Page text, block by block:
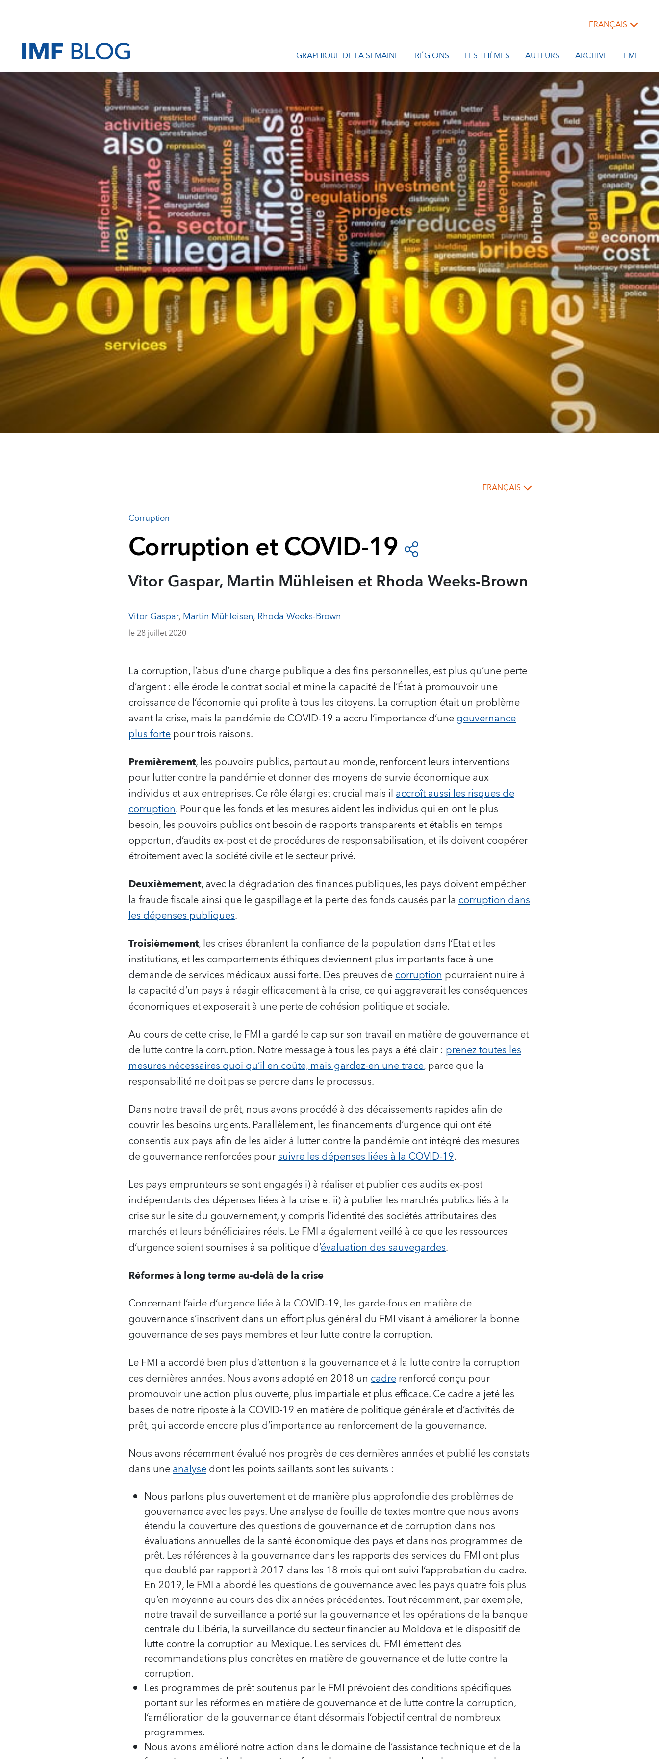
FRANÇAIS
GRAPHIQUE DE LA SEMAINE RÉGIONS LES THÈMES AUTEURS ARCHIVE FMI
FRANÇAIS
Corruption
Corruption et COVID-19
Vitor Gaspar, Martin Mühleisen et Rhoda Weeks-Brown
Vitor Gaspar,Martin Mühleisen,Rhoda Weeks-Brown
le 28 juillet 2020
La corruption, l’abus d’une charge publique à des fins personnelles, est plus qu’une perte
d’argent : elle érode le contrat social et mine la capacité de l’État à promouvoir une
croissance de l’économie qui profite à tous les citoyens. La corruption était un problème
avant la crise, mais la pandémie de COVID-19 a accru l’importance d’unegouvernance
plus fortepour trois raisons.
Premièrement, les pouvoirs publics, partout au monde, renforcent leurs interventions
pour lutter contre la pandémie et donner des moyens de survie économique aux
individus et aux entreprises. Ce rôle élargi est crucial mais ilaccroît aussi les risques de
corruption. Pour que les fonds et les mesures aident les individus qui en ont le plus
besoin, les pouvoirs publics ont besoin de rapports transparents et établis en temps
opportun, d’audits ex-post et de procédures de responsabilisation, et ils doivent coopérer
étroitement avec la société civile et le secteur privé.
Deuxièmement, avec la dégradation des finances publiques, les pays doivent empêcher
la fraude fiscale ainsi que le gaspillage et la perte des fonds causés par la corruption dans
les dépenses publiques.
Troisièmement, les crises ébranlent la confiance de la population dans l’État et les
institutions, et les comportements éthiques deviennent plus importants face à une
demande de services médicaux aussi forte. Des preuves decorruptionpourraient nuire à
la capacité d’un pays à réagir efficacement à la crise, ce qui aggraverait les conséquences
économiques et exposerait à une perte de cohésion politique et sociale.
Au cours de cette crise, le FMI a gardé le cap sur son travail en matière de gouvernance et
de lutte contre la corruption. Notre message à tous les pays a été clair : prenez toutes les
mesures nécessaires quoi qu’il en coûte, mais gardez-en une trace, parce que la
responsabilité ne doit pas se perdre dans le processus.
Dans notre travail de prêt, nous avons procédé à des décaissements rapides afin de
couvrir les besoins urgents. Parallèlement, les financements d’urgence qui ont été
consentis aux pays afin de les aider à lutter contre la pandémie ont intégré des mesures
de gouvernance renforcées poursuivre les dépenses liées à la COVID-19.
Les pays emprunteurs se sont engagés i) à réaliser et publier des audits ex-post
indépendants des dépenses liées à la crise et ii) à publier les marchés publics liés à la
crise sur le site du gouvernement, y compris l’identité des sociétés attributaires des
marchés et leurs bénéficiaires réels. Le FMI a également veillé à ce que les ressources
d’urgence soient soumises à sa politique d’évaluation des sauvegardes.
Réformes à long terme au-delà de la crise
Concernant l’aide d’urgence liée à la COVID-19, les garde-fous en matière de
gouvernance s’inscrivent dans un effort plus général du FMI visant à améliorer la bonne
gouvernance de ses pays membres et leur lutte contre la corruption.
Le FMI a accordé bien plus d’attention à la gouvernance et à la lutte contre la corruption
ces dernières années. Nous avons adopté en 2018 un cadrerenforcé conçu pour
promouvoir une action plus ouverte, plus impartiale et plus efficace. Ce cadre a jeté les
bases de notre riposte à la COVID-19 en matière de politique générale et d’activités de
prêt, qui accorde encore plus d’importance au renforcement de la gouvernance.
Nous avons récemment évalué nos progrès de ces dernières années et publié les constats
dans uneanalysedont les points saillants sont les suivants :
Nous parlons plus ouvertement et de manière plus approfondie des problèmes de
gouvernance avec les pays. Une analyse de fouille de textes montre que nous avons
étendu la couverture des questions de gouvernance et de corruption dans nos
évaluations annuelles de la santé économique des pays et dans nos programmes de
prêt. Les références à la gouvernance dans les rapports des services du FMI ont plus
que doublé par rapport à 2017 dans les 18 mois qui ont suivi l’approbation du cadre.
En 2019, le FMI a abordé les questions de gouvernance avec les pays quatre fois plus
qu’en moyenne au cours des dix années précédentes. Tout récemment, par exemple,
notre travail de surveillance a porté sur la gouvernance et les opérations de la banque
centrale du Libéria, la surveillance du secteur financier au Moldova et le dispositif de
lutte contre la corruption au Mexique. Les services du FMI émettent des
recommandations plus concrètes en matière de gouvernance et de lutte contre la
corruption.
Les programmes de prêt soutenus par le FMI prévoient des conditions spécifiques
portant sur les réformes en matière de gouvernance et de lutte contre la corruption,
l’amélioration de la gouvernance étant désormais l’objectif central de nombreux
programmes.
Nous avons amélioré notre action dans le domaine de l’assistance technique et de la